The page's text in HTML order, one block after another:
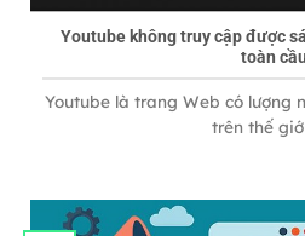
Youtube không truy cập được
toàn cầu
Youtube là trang Web có lượng
trên thế